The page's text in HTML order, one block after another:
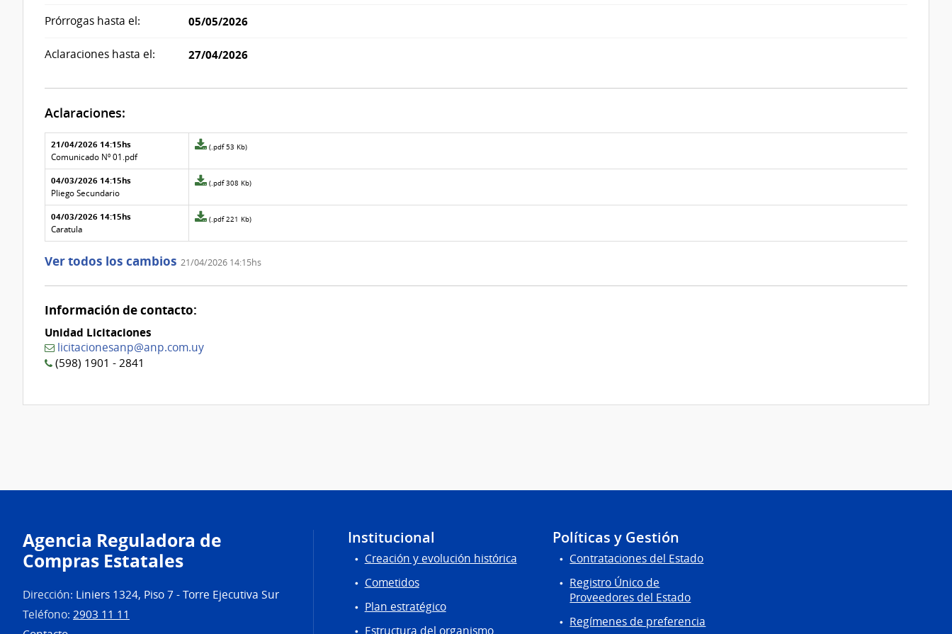
Prórrogas hasta el: 05/05/2026
Aclaraciones hasta el: 27/04/2026
Aclaraciones:
Aclaraciones del llamado
Fecha y
texto de
la
aclaración
Archivo
de la
aclaración
21/04/2026 14:15hs
Comunicado Nº 01.pdf
Archivo
de
la
Nº
3
(.pdf 53 Kb)
04/03/2026 14:15hs
Pliego Secundario
Archivo
de
la
Nº
(.pdf 308 Kb)
04/03/2026 14:15hs
Caratula
Archivo
de
aclaración
1
(.pdf 221 Kb)
Ver todos los cambios 21/04/2026 14:15hs
Información de contacto:
Unidad Licitaciones
licitacionesanp@anp.com.uy
(598) 1901 - 2841
Agencia Reguladora de
Compras Estatales
Dirección: Liniers 1324, Piso 7 - Torre Ejecutiva Sur
Teléfono: 2903 11 11
Institucional
Creación y evolución histórica
Cometidos
Plan estratégico
Políticas y Gestión
Contrataciones del Estado
Registro Único de
Proveedores del Estado
Regímenes de preferencia